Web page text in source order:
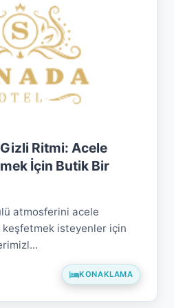
Ritmi: Acele
İçin Butik Bir
atmosferini acele
keşfetmek isteyenler için
KONAKLAMA